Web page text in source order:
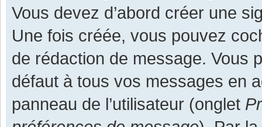
Vous devez d’abord créer une
Une fois créée, vous pouvez
de rédaction de message. Vous
défaut à tous vos messages en
panneau de l’utilisateur (onglet